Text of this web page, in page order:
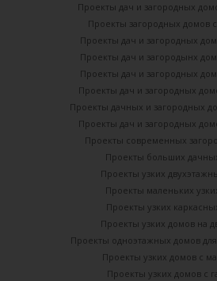
Проекты дач и загородных
Проекты загородных домов
Проекты дач и загородных
Проекты дач и загородынх
Проекты дач и загородных
Проекты дач и загородных
Проекты дачных и загородных
Проекты дач и загородных
Проекты современных
Проекты больших
Проекты узких
Проекты маленьких
Проекты узких
Проекты узких домов на
Проекты одноэтажных домов для
Проекты узких домов с
Проекты узких домов с